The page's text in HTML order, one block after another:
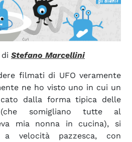
di Stefano Marcellini
filmati di UFO veramente
ne ho visto uno in cui un
dalla forma tipica delle
somigliano tutte al
mia nonna in cucina), si
velocità pazzesca, con